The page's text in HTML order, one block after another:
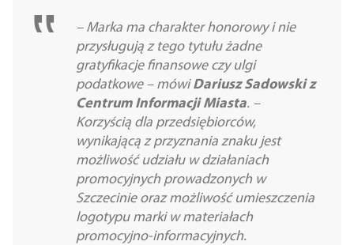
– Marka ma charakter honorowy i nie
przysługują z tego tytułu żadne
gratyfikacje finansowe czy ulgi
podatkowe – mówiDariusz Sadowski z
Centrum Informacji Miasta. –
Korzyścią dla przedsiębiorców,
wynikającą z przyznania znaku jest
możliwość udziału w działaniach
promocyjnych prowadzonych w
Szczecinie oraz możliwość umieszczenia
logotypu marki w materiałach
promocyjno-informacyjnych.